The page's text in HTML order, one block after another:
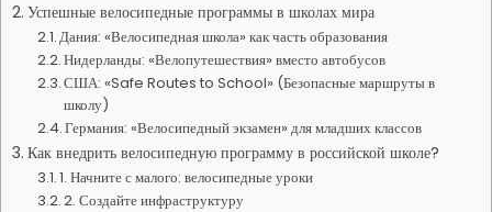
Успешные велосипедные программы в школах мира
Дания: «Велосипедная школа» как часть образования
Нидерланды: «Велопутешествия» вместо автобусов
США: «Safe Routes to School» (Безопасные маршруты в
школу)
Германия: «Велосипедный экзамен» для младших классов
Как внедрить велосипедную программу в российской школе?
1. Начните с малого: велосипедные уроки
2. Создайте инфраструктуру